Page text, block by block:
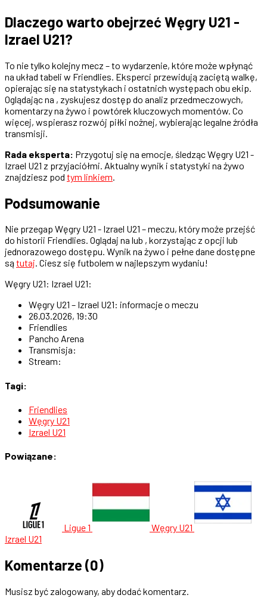
Dlaczego warto obejrzeć Węgry U21 -
Izrael U21?
To nie tylko kolejny mecz – to wydarzenie, które może wpłynąć
na układ tabeli w Friendlies. Eksperci przewidują zaciętą walkę,
opierając się na statystykach i ostatnich występach obu ekip.
Oglądając na , zyskujesz dostęp do analiz przedmeczowych,
komentarzy na żywo i powtórek kluczowych momentów. Co
więcej, wspierasz rozwój piłki nożnej, wybierając legalne źródła
transmisji.
Rada eksperta: Przygotuj się na emocje, śledząc Węgry U21 -
Izrael U21 z przyjaciółmi. Aktualny wynik i statystyki na żywo
znajdziesz pod tym linkiem
Podsumowanie
Nie przegap Węgry U21 - Izrael U21 – meczu, który może przejść
do historii Friendlies. Oglądaj na lub , korzystając z opcji lub
jednorazowego dostępu. Wynik na żywo i pełne dane dostępne
sątutaj. Ciesz się futbolem w najlepszym wydaniu!
Węgry U21: Izrael U21:
Węgry U21 – Izrael U21: informacje o meczu
26.03.2026, 19:30
Friendlies
Pancho Arena
Transmisja:
Stream:
Tagi:
Friendlies
Węgry U21
Izrael U21
Powiązane:
Ligue 1
Węgry U21
Izrael U21
Komentarze (0)
Musisz być zalogowany, aby dodać komentarz.